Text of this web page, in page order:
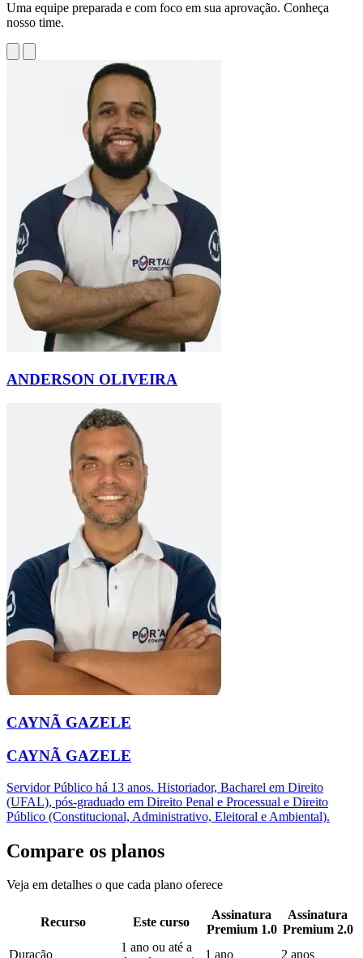
Uma equipe preparada e com foco em sua aprovação. Conheça
nosso time.
ANDERSON OLIVEIRA
CAYNÃ GAZELE
CAYNÃ GAZELE
Servidor Público há 13 anos. Historiador, Bacharel em Direito
(UFAL), pós-graduado em Direito Penal e Processual e Direito
Público (Constitucional, Administrativo, Eleitoral e Ambiental).
Compare os planos
Veja em detalhes o que cada plano oferece
Recurso Este curso
Assinatura
Premium 1.0
Assinatura
Premium 2.0
Duração
1 ano ou até a
1 ano 2 anos